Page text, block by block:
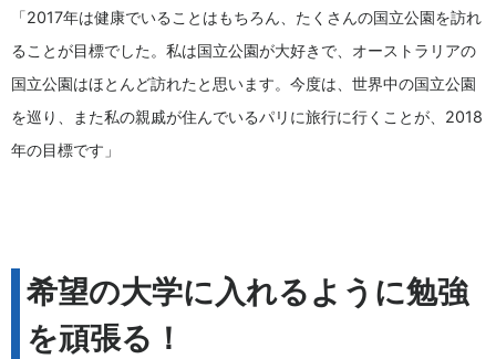
「2017年は健康でいることはもちろん、たくさんの国立公園を訪れ
ることが目標でした。私は国立公園が大好きで、オーストラリアの
国立公園はほとんど訪れたと思います。今度は、世界中の国立公園
を巡り、また私の親戚が住んでいるパリに旅行に行くことが、2018
年の目標です」
希望の大学に入れるように勉強
を頑張る！